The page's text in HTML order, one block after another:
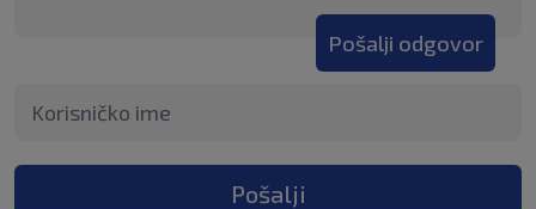
Pošalji odgovor
Pošalji